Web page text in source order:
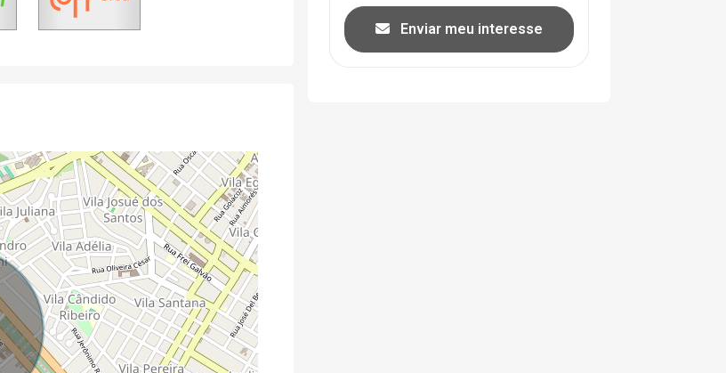
Enviar meu interesse